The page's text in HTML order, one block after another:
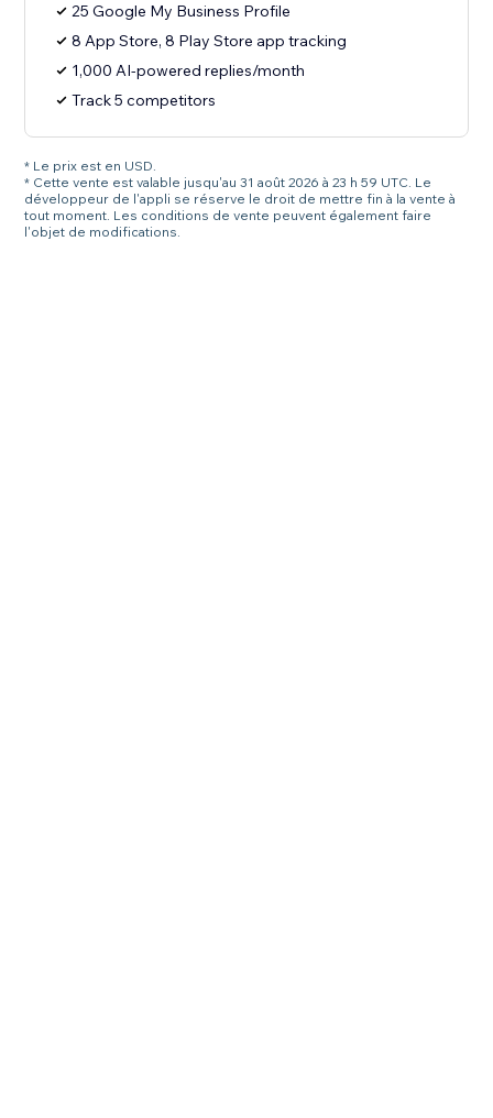
25 Google My Business Profile
8 App Store, 8 Play Store app tracking
1,000 AI-powered replies/month
Track 5 competitors
* Le prix est en USD.
* Cette vente est valable jusqu'au 31 août 2026 à 23 h 59 UTC. Le
développeur de l'appli se réserve le droit de mettre fin à la vente à
tout moment. Les conditions de vente peuvent également faire
l'objet de modifications.